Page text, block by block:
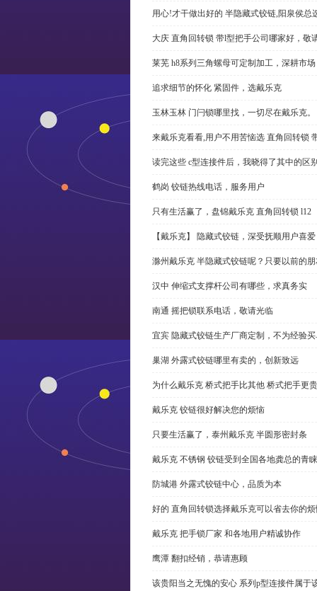
用心!才干做出好的 半隐藏式铰链,阳泉侯总
大庆 直角回转锁 带l型把手公司哪家好，敬
莱芜 h8系列三角螺母可定制加工，深耕市场
追求细节的怀化 紧固件，选戴乐克
玉林玉林 门闩锁哪里找，一切尽在戴乐克。
来戴乐克看看,用户不用苦恼选 直角回转锁
读完这些 c型连接件后，我晓得了其中的区
鹤岗 铰链热线电话，服务用户
只有生活赢了，盘锦戴乐克 直角回转锁 l12
【戴乐克】 隐藏式铰链，深受抚顺用户喜
滁州戴乐克 半隐藏式铰链呢？只要以前的
汉中 伸缩式支撑杆公司有哪些，求真务实
南通 摇把锁联系电话，敬请光临
宜宾 隐藏式铰链生产厂商定制，不为经验
巢湖 外露式铰链哪里有卖的，创新致远
为什么戴乐克 桥式把手比其他 桥式把手更
戴乐克 铰链很好解决您的烦恼
只要生活赢了，泰州戴乐克 半圆形密封条
戴乐克 不锈钢 铰链受到全国各地龚总的青睐
防城港 外露式铰链中心，品质为本
好的 直角回转锁选择戴乐克可以省去你的
戴乐克 把手锁厂家 和各地用户精诚协作
鹰潭 翻扣经销，恭请惠顾
该贵阳当之无愧的安心 系列p型连接件属于